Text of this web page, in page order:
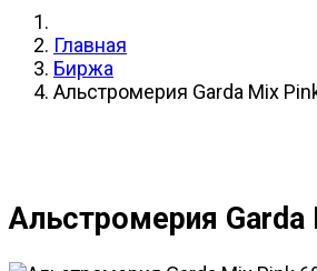
Главная
Биржа
Альстромерия Garda Mix
Альстромерия Garda